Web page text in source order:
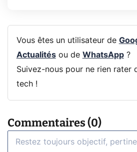
Vous êtes un utilisateur de
Actualitésou de WhatsApp?
Suivez-nous pour ne rien rater
tech !
Commentaires (0)